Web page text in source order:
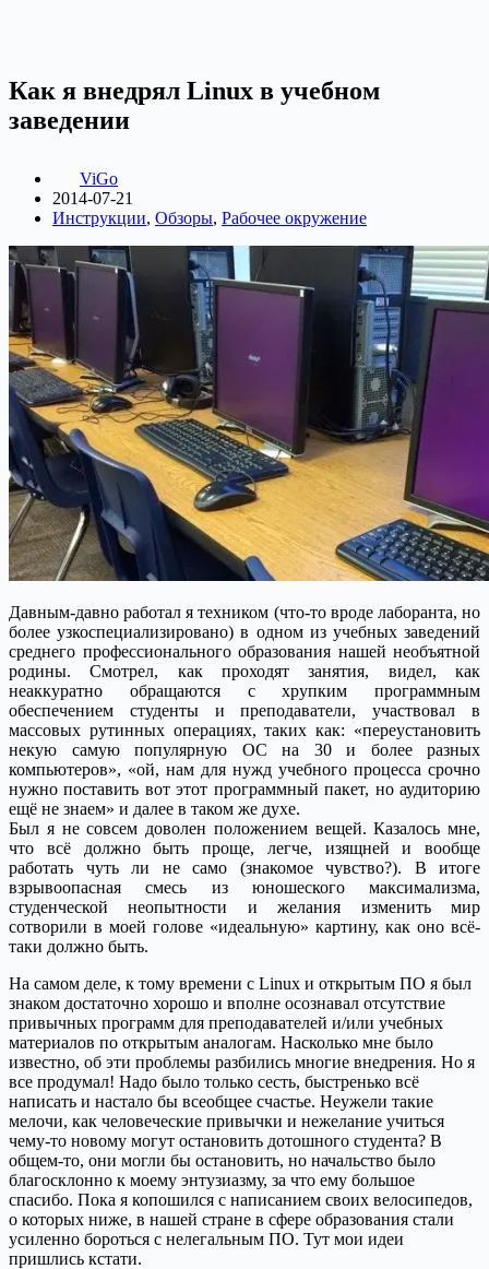
Как я внедрял Linux в учебном
заведении
ViGo
2014-07-21
Инструкции, Обзоры, Рабочее окружение
Давным-давно работал я техником (что-то вроде лаборанта, но
более узкоспециализировано) в одном из учебных заведений
среднего профессионального образования нашей необъятной
родины. Смотрел, как проходят занятия, видел, как
неаккуратно обращаются с хрупким программным
обеспечением студенты и преподаватели, участвовал в
массовых рутинных операциях, таких как: «переустановить
некую самую популярную ОС на 30 и более разных
компьютеров», «ой, нам для нужд учебного процесса срочно
нужно поставить вот этот программный пакет, но аудиторию
ещё не знаем» и далее в таком же духе.
Был я не совсем доволен положением вещей. Казалось мне,
что всё должно быть проще, легче, изящней и вообще
работать чуть ли не само (знакомое чувство?). В итоге
взрывоопасная смесь из юношеского максимализма,
студенческой неопытности и желания изменить мир
сотворили в моей голове «идеальную» картину, как оно всё-
таки должно быть.
На самом деле, к тому времени с Linux и открытым ПО я был
знаком достаточно хорошо и вполне осознавал отсутствие
привычных программ для преподавателей и/или учебных
материалов по открытым аналогам. Насколько мне было
известно, об эти проблемы разбились многие внедрения. Но я
все продумал! Надо было только сесть, быстренько всё
написать и настало бы всеобщее счастье. Неужели такие
мелочи, как человеческие привычки и нежелание учиться
чему-то новому могут остановить дотошного студента? В
общем-то, они могли бы остановить, но начальство было
благосклонно к моему энтузиазму, за что ему большое
спасибо. Пока я копошился с написанием своих велосипедов,
о которых ниже, в нашей стране в сфере образования стали
усиленно бороться с нелегальным ПО. Тут мои идеи
пришлись кстати.